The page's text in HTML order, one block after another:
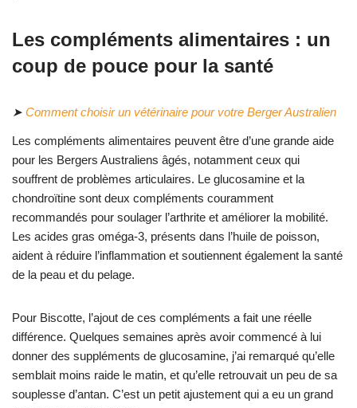
Les compléments alimentaires : un
coup de pouce pour la santé
➤ Comment choisir un vétérinaire pour votre Berger Australien
Les compléments alimentaires peuvent être d’une grande aide
pour les Bergers Australiens âgés, notamment ceux qui
souffrent de problèmes articulaires. Le glucosamine et la
chondroïtine sont deux compléments couramment
recommandés pour soulager l’arthrite et améliorer la mobilité.
Les acides gras oméga-3, présents dans l’huile de poisson,
aident à réduire l’inflammation et soutiennent également la santé
de la peau et du pelage.
Pour Biscotte, l’ajout de ces compléments a fait une réelle
différence. Quelques semaines après avoir commencé à lui
donner des suppléments de glucosamine, j’ai remarqué qu’elle
semblait moins raide le matin, et qu’elle retrouvait un peu de sa
souplesse d’antan. C’est un petit ajustement qui a eu un grand